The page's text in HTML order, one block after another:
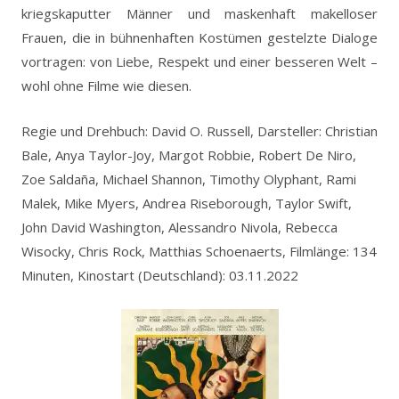
kriegskaputter Männer und maskenhaft makelloser
Frauen, die in bühnenhaften Kostümen gestelzte Dialoge
vortragen: von Liebe, Respekt und einer besseren Welt –
wohl ohne Filme wie diesen.
Regie und Drehbuch: David O. Russell, Darsteller: Christian
Bale, Anya Taylor-Joy, Margot Robbie, Robert De Niro,
Zoe Saldaña, Michael Shannon, Timothy Olyphant, Rami
Malek, Mike Myers, Andrea Riseborough, Taylor Swift,
John David Washington, Alessandro Nivola, Rebecca
Wisocky, Chris Rock, Matthias Schoenaerts, Filmlänge: 134
Minuten, Kinostart (Deutschland): 03.11.2022